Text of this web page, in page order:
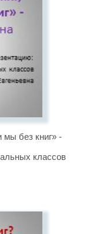
мы без книг» -
классов